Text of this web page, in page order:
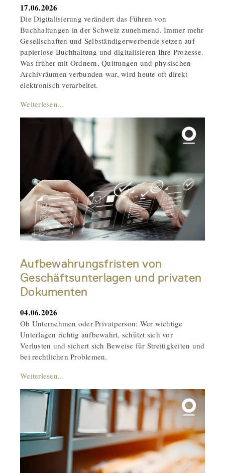
17.06.2026
Die Digitalisierung verändert das Führen von
Buchhaltungen in der Schweiz zunehmend. Immer mehr
Gesellschaften und Selbständigerwerbende setzen auf
papierlose Buchhaltung und digitalisieren Ihre Prozesse.
Was früher mit Ordnern, Quittungen und physischen
Archivräumen verbunden war, wird heute oft direkt
elektronisch verarbeitet.
Weiterlesen...
Aufbewahrungsfristen von
Geschäftsunterlagen und privaten
Dokumenten
04.06.2026
Ob Unternehmen oder Privatperson: Wer wichtige
Unterlagen richtig aufbewahrt, schützt sich vor
Verlusten und sichert sich Beweise für Streitigkeiten und
bei rechtlichen Problemen.
Weiterlesen...